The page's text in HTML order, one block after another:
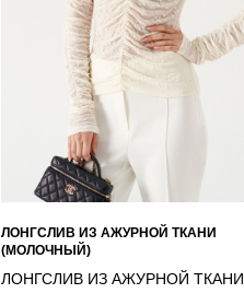
ЛОНГСЛИВ ИЗ АЖУРНОЙ ТКАНИ
(МОЛОЧНЫЙ)
ЛОНГСЛИВ ИЗ АЖУРНОЙ ТКАНИ